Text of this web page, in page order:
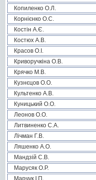
Копиленко О.Л.
Корнієнко О.С.
Костін А.Є.
Костюх А.В.
Красов О.І.
Криворучкіна О.В.
Крячко М.В.
Кузнєцов О.О.
Культенко А.В.
Куницький О.О.
Леонов О.О.
Литвиненко С.А.
Лічман Г.В.
Ляшенко А.О.
Мандзій С.В.
Марусяк О.Р.
Марчук І.П.